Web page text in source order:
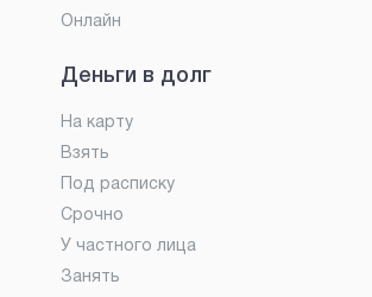
Онлайн
Деньги в долг
На карту
Взять
Под расписку
Срочно
У частного лица
Занять